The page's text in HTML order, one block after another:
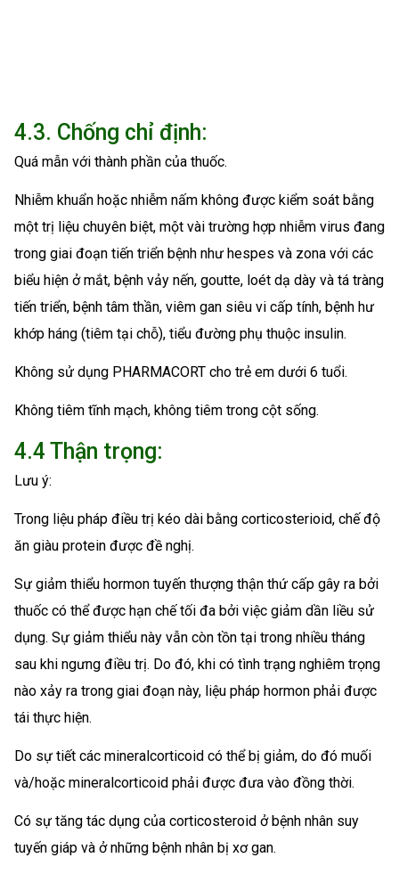
4.3. Chống chỉ định:
Quá mẫn với thành phần của thuốc.
Nhiễm khuẩn hoặc nhiễm nấm không được kiểm soát bằng
một trị liệu chuyên biệt, một vài trường hợp nhiễm virus đang
trong giai đoạn tiến triển bệnh như hespes và zona với các
biểu hiện ở mắt, bệnh vảy nến, goutte, loét dạ dày và tá tràng
tiến triển, bệnh tâm thần, viêm gan siêu vi cấp tính, bệnh hư
khớp háng (tiêm tại chỗ), tiểu đường phụ thuộc insulin.
Không sử dụng PHARMACORT cho trẻ em dưới 6 tuổi.
Không tiêm tĩnh mạch, không tiêm trong cột sống.
4.4 Thận trọng:
Lưu ý:
Trong liệu pháp điều trị kéo dài bằng corticosterioid, chế độ
ăn giàu protein được đề nghị.
Sự giảm thiểu hormon tuyến thượng thận thứ cấp gây ra bởi
thuốc có thể được hạn chế tối đa bởi việc giảm dần liều sử
dụng. Sự giảm thiểu này vẫn còn tồn tại trong nhiều tháng
sau khi ngưng điều trị. Do đó, khi có tình trạng nghiêm trọng
nào xảy ra trong giai đoạn này, liệu pháp hormon phải được
tái thực hiện.
Do sự tiết các mineralcorticoid có thể bị giảm, do đó muối
và/hoặc mineralcorticoid phải được đưa vào đồng thời.
Có sự tăng tác dụng của corticosteroid ở bệnh nhân suy
tuyến giáp và ở những bệnh nhân bị xơ gan.